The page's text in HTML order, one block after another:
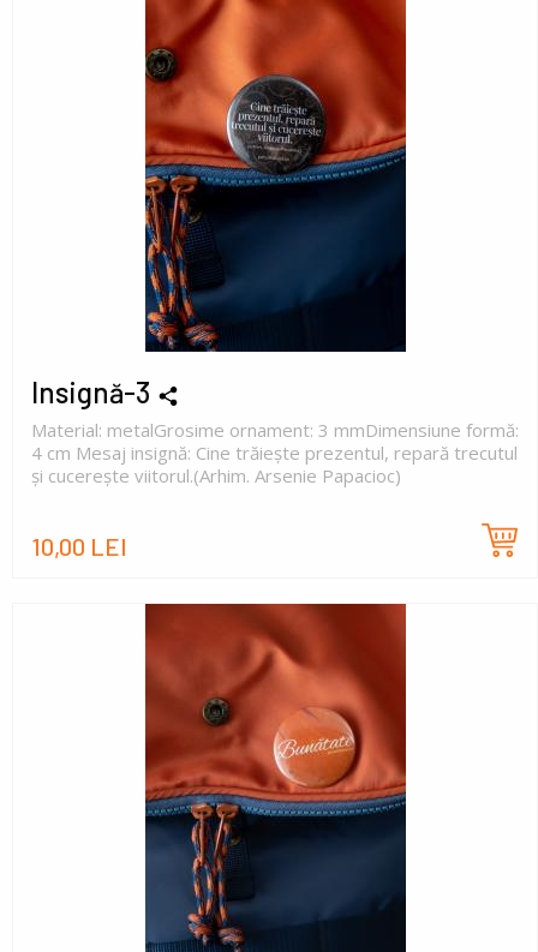
Insignă-3
Material: metalGrosime ornament: 3 mmDimensiune formă:
4 cm Mesaj insignă: Cine trăiește prezentul, repară trecutul
și cucerește viitorul.(Arhim. Arsenie Papacioc)
10,00 LEI